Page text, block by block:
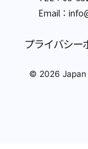
Email：info
プライバシー
© 2026 Japan